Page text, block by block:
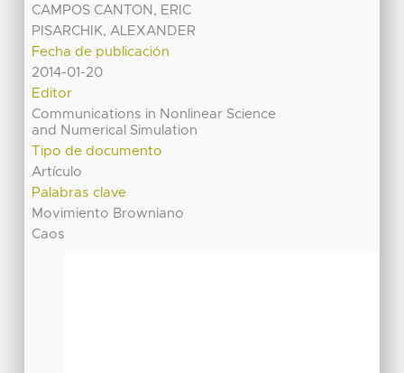
CAMPOS CANTON, ERIC
PISARCHIK, ALEXANDER
Fecha de publicación
2014-01-20
Editor
Communications in Nonlinear Science
and Numerical Simulation
Tipo de documento
Artículo
Palabras clave
Movimiento Browniano
Caos